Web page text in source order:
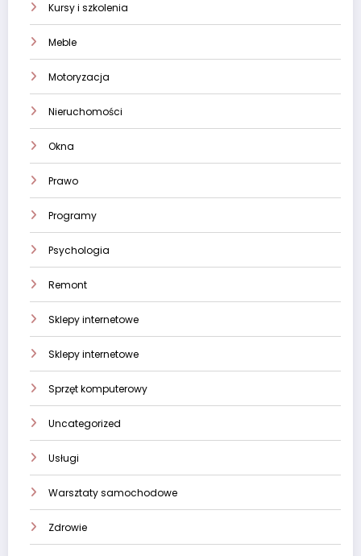
Kursy i szkolenia
Meble
Motoryzacja
Nieruchomości
Okna
Prawo
Programy
Psychologia
Remont
Sklepy internetowe
Sklepy internetowe
Sprzęt komputerowy
Uncategorized
Usługi
Warsztaty samochodowe
Zdrowie